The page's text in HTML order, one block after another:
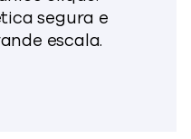
segura e
escala.